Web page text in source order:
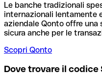
Le banche tradizionali
internazionali lentamente
aziendale Qonto offre una
sicura anche per le
Scopri Qonto
Dove trovare il codice